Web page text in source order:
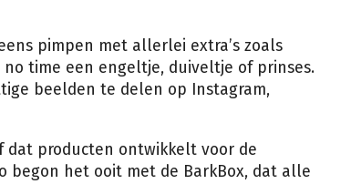
pimpen met allerlei extra’s zoals
time een engeltje, duiveltje of prinses.
beelden te delen op Instagram,
dat producten ontwikkelt voor de
begon het ooit met de BarkBox, dat alle